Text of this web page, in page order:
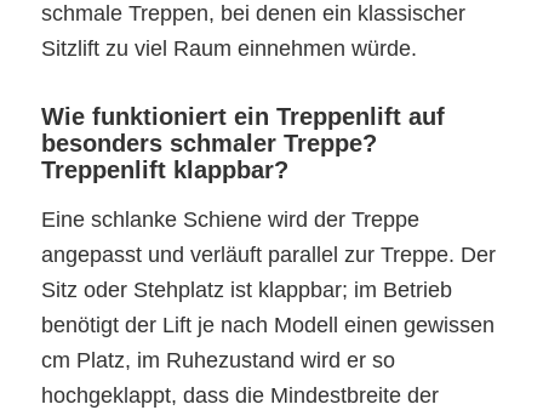
schmale Treppen, bei denen ein klassischer
Sitzlift zu viel Raum einnehmen würde.
Wie funktioniert ein Treppenlift auf
besonders schmaler Treppe?
Treppenlift klappbar?
Eine schlanke Schiene wird der Treppe
angepasst und verläuft parallel zur Treppe. Der
Sitz oder Stehplatz ist klappbar; im Betrieb
benötigt der Lift je nach Modell einen gewissen
cm Platz, im Ruhezustand wird er so
hochgeklappt, dass die Mindestbreite der